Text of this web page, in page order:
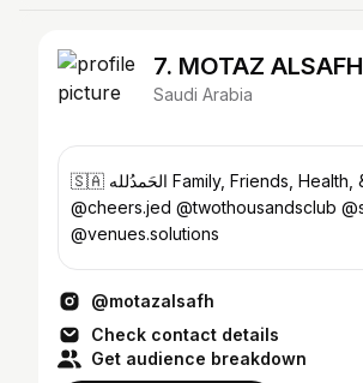
7. MOTAZ ALSAFH
Saudi Arabia
🇸🇦 الحَمدُلله Family, Friends, Health, & Wealth
@cheers.jed @twothousandsclub @slic_jed
@venues.solutions
@motazalsafh
Check contact details
Get audience breakdown